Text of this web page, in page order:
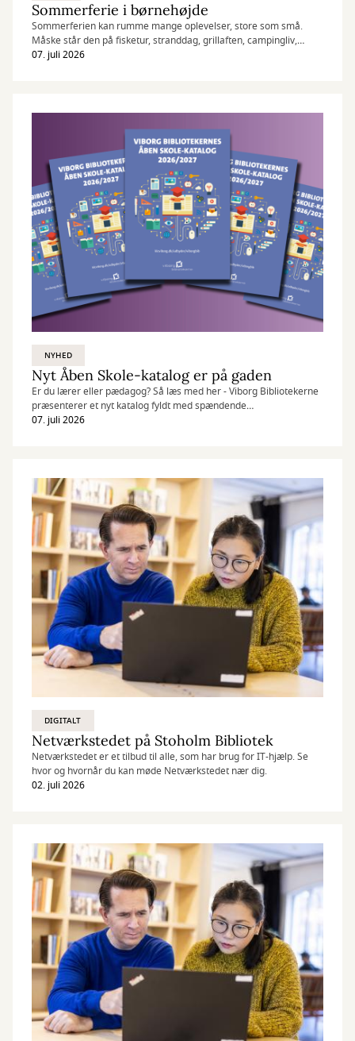
Sommerferie i børnehøjde
Sommerferien kan rumme mange oplevelser, store som små.
Måske står den på fisketur, stranddag, grillaften, campingliv,
sommerhustur eller en ferie i
07. juli 2026
NYHED
Nyt Åben Skole-katalog er på gaden
Er du lærer eller pædagog? Så læs med her - Viborg Bibliotekerne
præsenterer et nyt katalog fyldt med spændende
læringsaktiviteter til det kommende skoleår.
07. juli 2026
DIGITALT
Netværkstedet på Stoholm Bibliotek
Netværkstedet er et tilbud til alle, som har brug for IT-hjælp. Se
hvor og hvornår du kan møde Netværkstedet nær dig.
02. juli 2026